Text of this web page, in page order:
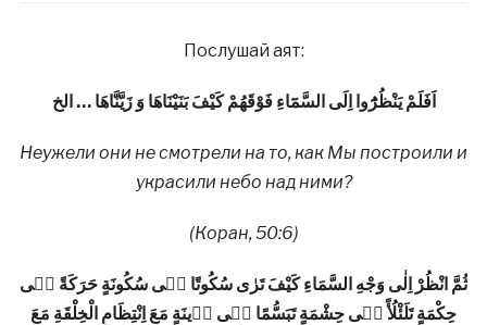
Послушай аят:
اَفَلَمْ يَنْظُرُٓوا اِلَى السَّمَٓاءِ فَوْقَهُمْ كَيْفَ بَنَيْنَاهَا وَ زَيَّنَّاهَا … الخ
Неужели они не смотрели на то, как Мы построили и
украсили небо над ними?
(Коран, 50:6)
ثُمَّ انْظُرْ اِلٰى وَجْهِ السَّمَاءِ كَيْفَ تَرٰى سُكُوتًا فٖى سُكُونَةٍ حَرَكَةً فٖى
حِكْمَةٍ تَلَئْلُأً فٖى حِشْمَةٍ تَبَسُّمًا فٖى زٖينَةٍ مَعَ اِنْتِظَامِ الْخِلْقَةِ مَعَ